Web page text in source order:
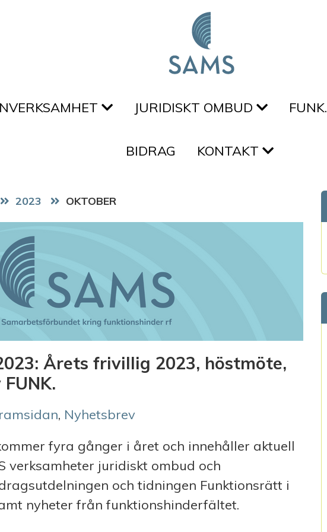
JURIDISKT OMBUD FUNK.
BIDRAG KONTAKT
2023 OKTOBER
Årets frivillig 2023, höstmöte,
, Nyhetsbrev
fyra gånger i året och innehåller aktuell
verksamheter juridiskt ombud och
och tidningen Funktionsrätt i
nyheter från funktionshinderfältet.